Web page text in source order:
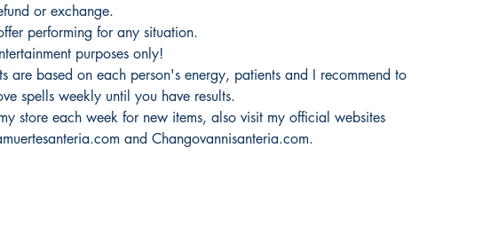
or exchange.
performing for any situation.
purposes only!
are based on each person's energy, patients and I recommend to
spells weekly until you have results.
store each week for new items, also visit my official websites
and Changovannisanteria.com.